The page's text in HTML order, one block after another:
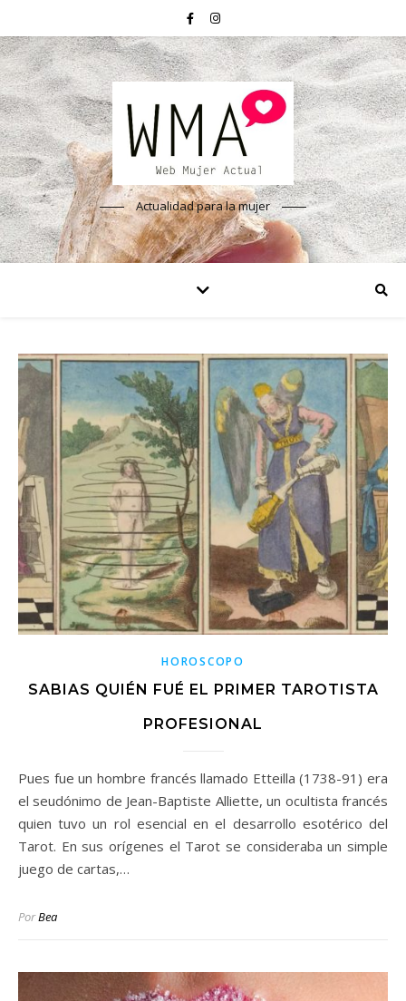
Actualidad para la mujer
HOROSCOPO
SABIAS QUIÉN FUÉ EL PRIMER TAROTISTA
PROFESIONAL
Pues fue un hombre francés llamado Etteilla (1738-91) era
el seudónimo de Jean-Baptiste Alliette, un ocultista francés
quien tuvo un rol esencial en el desarrollo esotérico del
Tarot. En sus orígenes el Tarot se consideraba un simple
juego de cartas,…
PorBea